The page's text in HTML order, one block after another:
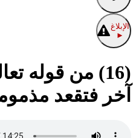
الإبلاغ
►
آخر فتقعد مذموما